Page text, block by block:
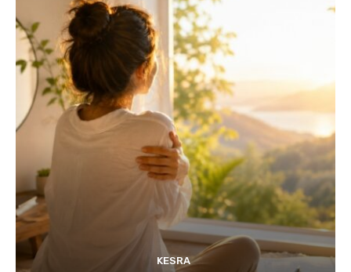
KESRA